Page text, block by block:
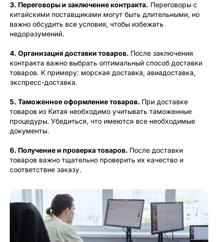
3. Переговоры и заключение контракта. Переговоры с
китайскими поставщиками могут быть длительными, но
важно обсудить все условия, чтобы избежать
недоразумений.
4. Организация доставки товаров. После заключения
контракта важно выбрать оптимальный способ доставки
товаров. К примеру: морская доставка, авиадоставка,
экспресс-доставка.
5. Таможенное оформление товаров. При доставке
товаров из Китая необходимо учитывать таможенные
процедуры. Убедиться, что имеются все необходимые
документы.
6. Получение и проверка товаров. После доставки
товаров важно тщательно проверить их качество и
соответствие заказу.